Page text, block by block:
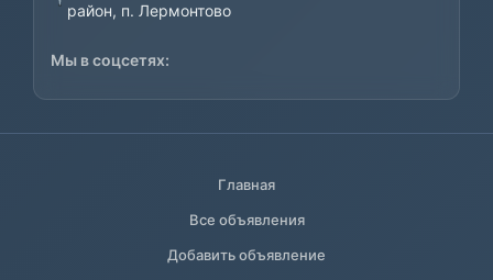
район, п. Лермонтово
Мы в соцсетях:
Главная
Все объявления
Добавить объявление